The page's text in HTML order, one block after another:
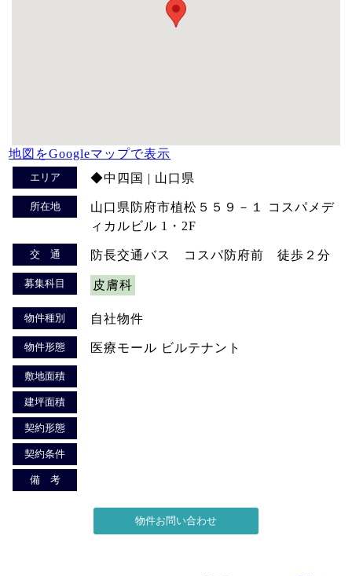
地図をGoogleマップで表示
エリア ◆中四国 | 山口県
所在地
山口県防府市植松５５９－１ コスパメデ
ィカルビル 1・2F
交 通 防長交通バス コスパ防府前 徒歩２分
募集科目 皮膚科
物件種別 自社物件
物件形態 医療モール ビルテナント
敷地面積
建坪面積
契約形態
契約条件
備 考